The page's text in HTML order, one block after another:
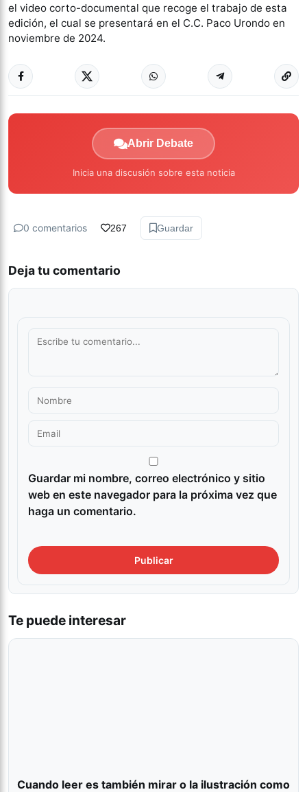
el video corto-documental que recoge el trabajo de esta
edición, el cual se presentará en el C.C. Paco Urondo en
noviembre de 2024.
Abrir Debate
Inicia una discusión sobre esta noticia
0 comentarios 267 Guardar
Deja tu comentario
Guardar mi nombre, correo electrónico y sitio
web en este navegador para la próxima vez que
haga un comentario.
Te puede interesar
Cuando leer es también mirar o la ilustración como